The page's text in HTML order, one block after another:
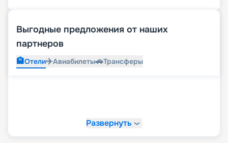
Выгодные предложения от наших
партнеров
🏨Отели✈️Авиабилеты🚗Трансферы
Развернуть